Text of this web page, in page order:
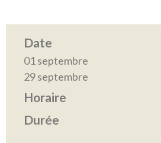
Date
01 septembre
29 septembre
Horaire
Durée